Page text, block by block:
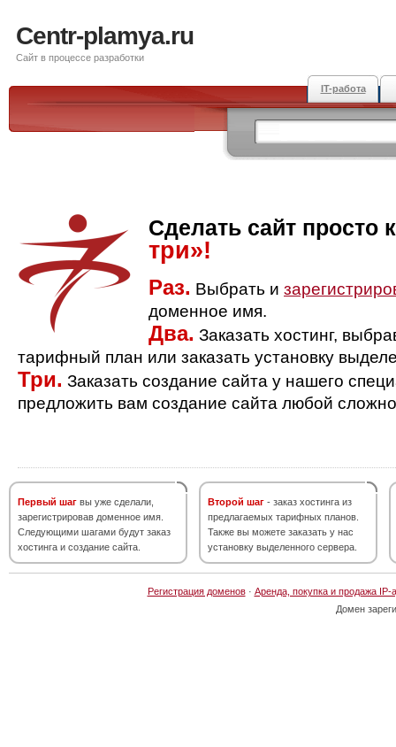
Centr-plamya.ru
Сайт в процессе разработки
IT-работа
Сделать сайт просто
три»!
Раз. Выбрать и
доменное имя.
Два. Заказать хостинг,
тарифный план или заказать установку
Три. Заказать создание сайта у нашего
предложить вам создание сайта любой
Первый шаг вы уже сделали,
зарегистрировав доменное имя.
Следующими шагами будут заказ
хостинга и создание сайта.
Второй шаг - заказ хостинга из
предлагаемых тарифных планов.
Также вы можете заказать у нас
установку выделенного сервера.
Регистрация доменов· Аренда, покупка и продажа IP-
Домен